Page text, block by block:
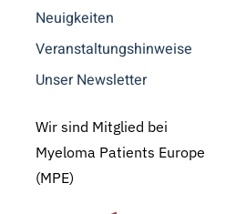
Neuigkeiten
Veranstaltungshinweise
Unser Newsletter
Wir sind Mitglied bei
Myeloma Patients Europe
(MPE)